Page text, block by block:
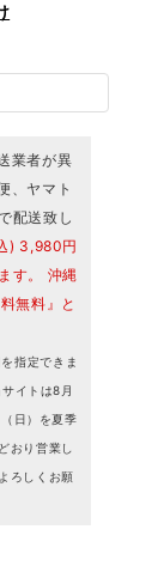
業者が異
、ヤマト
配送致し
) 3,980円
す。 沖縄
無料』と
指定できま
イトは8月
日）を夏季
おり営業し
ろしくお願